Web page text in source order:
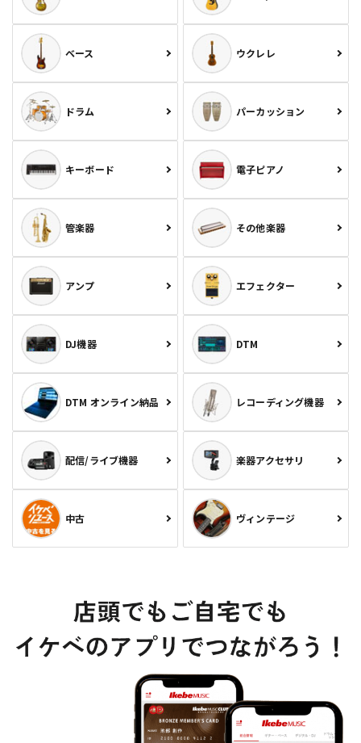
ベース ウクレレ
ドラム パーカッション
キーボード 電子ピアノ
管楽器 その他楽器
アンプ エフェクター
DJ機器 DTM
DTM オンライン納品 レコーディング機器
配信/ライブ機器 楽器アクセサリ
中古 ヴィンテージ